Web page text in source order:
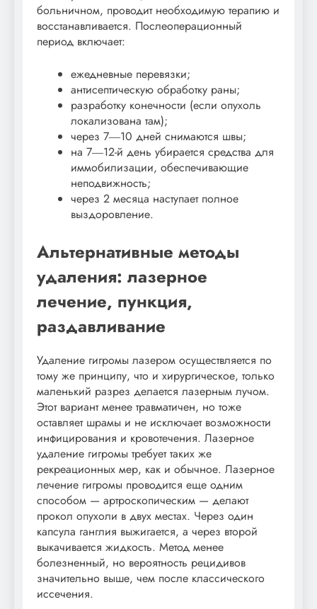
больничном, проводит необходимую терапию и
восстанавливается. Послеоперационный
период включает:
ежедневные перевязки;
антисептическую обработку раны;
разработку конечности (если опухоль
локализована там);
через 7―10 дней снимаются швы;
на 7―12-й день убирается средства для
иммобилизации, обеспечивающие
неподвижность;
через 2 месяца наступает полное
выздоровление.
Альтернативные методы
удаления: лазерное
лечение, пункция,
раздавливание
Удаление гигромы лазером осуществляется по
тому же принципу, что и хирургическое, только
маленький разрез делается лазерным лучом.
Этот вариант менее травматичен, но тоже
оставляет шрамы и не исключает возможности
инфицирования и кровотечения. Лазерное
удаление гигромы требует таких же
рекреационных мер, как и обычное. Лазерное
лечение гигромы проводится еще одним
способом — артроскопическим — делают
прокол опухоли в двух местах. Через один
капсула ганглия выжигается, а через второй
выкачивается жидкость. Метод менее
болезненный, но вероятность рецидивов
значительно выше, чем после классического
иссечения.